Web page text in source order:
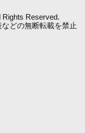
Reserved.
などの無断転載を禁止